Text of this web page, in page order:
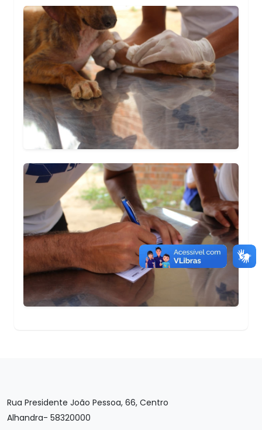
Rua Presidente João Pessoa, 66, Centro
Alhandra- 58320000